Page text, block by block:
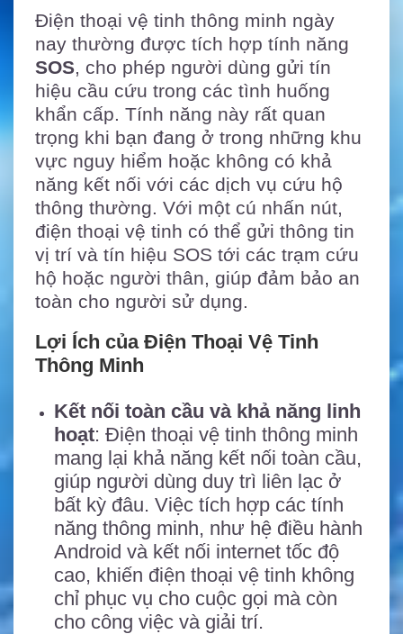
Điện thoại vệ tinh thông minh ngày
nay thường được tích hợp tính năng
SOS , cho phép người dùng gửi tín
hiệu cầu cứu trong các tình huống
khẩn cấp. Tính năng này rất quan
trọng khi bạn đang ở trong những khu
vực nguy hiểm hoặc không có khả
năng kết nối với các dịch vụ cứu hộ
thông thường. Với một cú nhấn nút,
điện thoại vệ tinh có thể gửi thông tin
vị trí và tín hiệu SOS tới các trạm cứu
hộ hoặc người thân, giúp đảm bảo an
toàn cho người sử dụng.
Lợi Ích của Điện Thoại Vệ Tinh
Thông Minh
Kết nối toàn cầu và khả năng linh
hoạt: Điện thoại vệ tinh thông minh
mang lại khả năng kết nối toàn cầu,
giúp người dùng duy trì liên lạc ở
bất kỳ đâu. Việc tích hợp các tính
năng thông minh, như hệ điều hành
Android và kết nối internet tốc độ
cao, khiến điện thoại vệ tinh không
chỉ phục vụ cho cuộc gọi mà còn
cho công việc và giải trí.